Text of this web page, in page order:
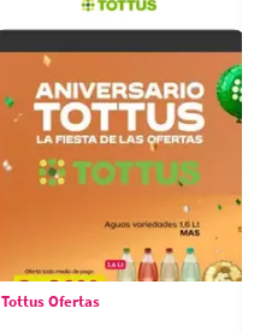
Tottus Ofertas